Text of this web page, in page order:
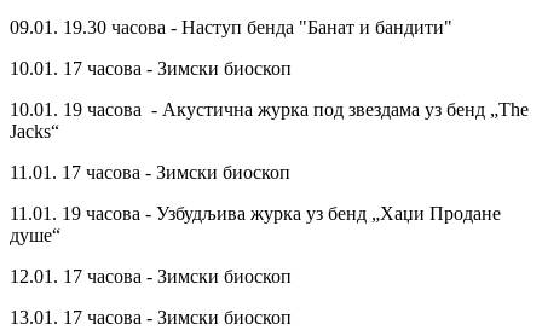
09.01. 19.30 часова - Наступ бенда "Банат и бандити"
10.01. 17 часова - Зимски биоскоп
10.01. 19 часова - Акустична журка под звездама уз бенд „The
Jacks“
11.01. 17 часова - Зимски биоскоп
11.01. 19 часова - Узбудљива журка уз бенд „Хаџи Продане
душе“
12.01. 17 часова - Зимски биоскоп
13.01. 17 часова - Зимски биоскоп